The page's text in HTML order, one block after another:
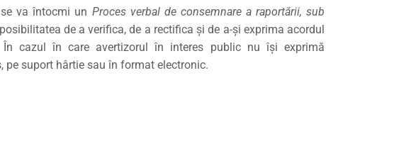
va întocmi un Proces verbal de consemnare a raportării, sub
de a verifica, de a rectifica şi de a-şi exprima acordul
În cazul în care avertizorul în interes public nu îşi exprimă
suport hârtie sau în format electronic.